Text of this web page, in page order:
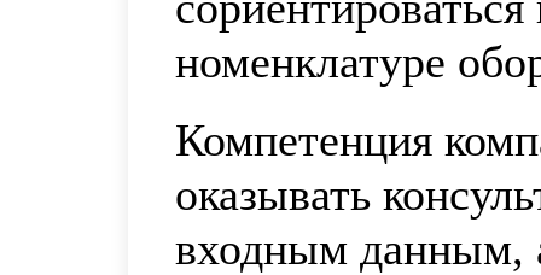
номенклатуре
Компетенция
оказывать
входным данным,